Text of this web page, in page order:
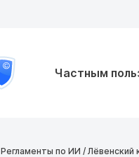
Проверить
Частным
8
Регламенты по ИИ / Лёвенский